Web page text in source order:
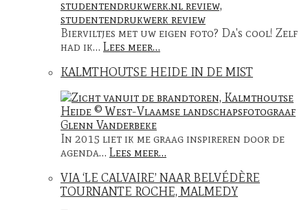
Bierviltjes met uw eigen foto? Da's cool! Zelf
had ik… Lees meer…
KALMTHOUTSE HEIDE IN DE MIST
In 2015 liet ik me graag inspireren door de
agenda… Lees meer…
VIA ‘LE CALVAIRE’ NAAR BELVÉDÈRE
TOURNANTE ROCHE, MALMEDY